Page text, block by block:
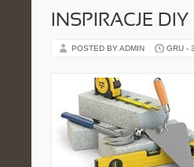
INSPIRACJE DIY
POSTED BY ADMIN GRU -